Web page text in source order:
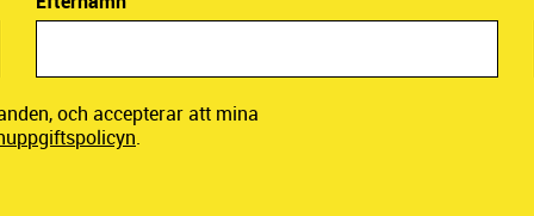
och accepterar att mina
.